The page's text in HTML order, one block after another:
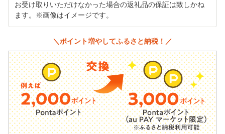
お受け取りいただけなかった場合の返礼品の保証は致しかね
ます。※画像はイメージです。
＼ポイント増やしてふるさと納税！／